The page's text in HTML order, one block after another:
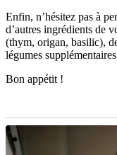
Enfin, n’hésitez pas à
d’autres ingrédients de
(thym, origan, basilic),
légumes
Bon appétit !